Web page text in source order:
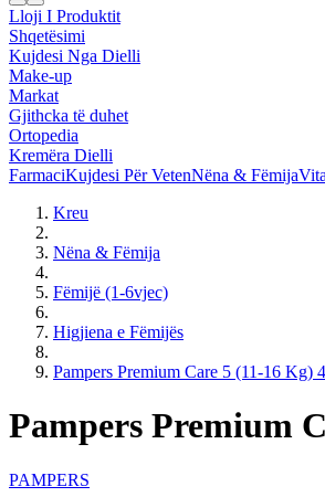
Lloji I Produktit
Shqetësimi
Kujdesi Nga Dielli
Make-up
Markat
Gjithcka të duhet
Ortopedia
Kremëra Dielli
FarmaciKujdesi Për VetenNëna & Fëmija
Kreu
Nëna & Fëmija
Fëmijë (1-6vjec)
Higjiena e Fëmijës
Pampers Premium Care 5 (11-16 Kg)
Pampers Premium
PAMPERS